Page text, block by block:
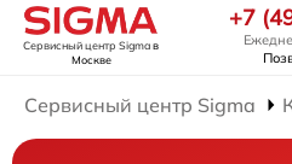
Сервисный центр Sigmaв
Москве
+7
Сервисный центр Sigma